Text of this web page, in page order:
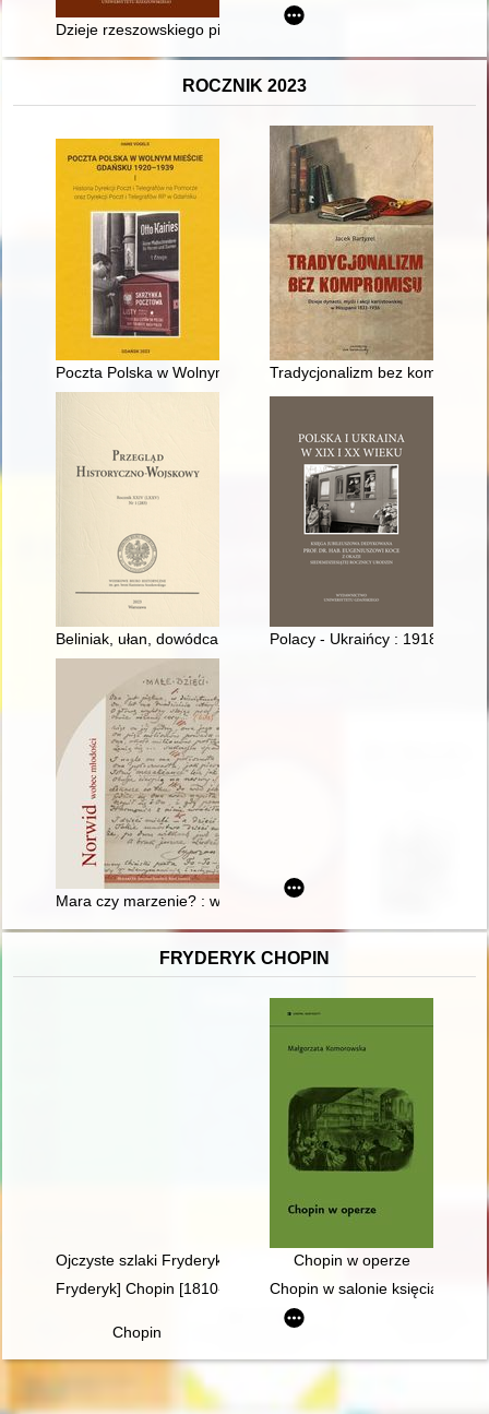
Dzieje rzeszowskiego pielęgniarstwa w latach 1945-2005
ROCZNIK 2023
Poczta Polska w Wolnym Mieście Gdańsku 1920-1939. 1,
Tradycjonalizm bez
Beliniak, ułan, dowódca, jeniec, emigrant : generał bryg.
Polacy - Ukraińcy : 1918-1944-
Mara czy marzenie? : wyobrażenia kobiety i miłości
FRYDERYK CHOPIN
Ojczyste szlaki Fryderyka Chopina Chopin w operze
Fryderyk] Chopin [1810-1849]. Człowiek, dzieło, rezonans
Chopin w salonie księcia
Chopin